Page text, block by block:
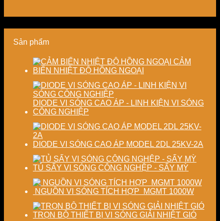
thành
sản
năng
chất
lượng
phẩm
lượng
định
lượng
sấy
nghiệp
Sản phẩm
CẢM
BIẾN NHIỆT ĐỘ HỒNG NGOẠI
DIODE VI SÓNG CAO ÁP - LINH KIỆN VI SÓNG
CÔNG NGHIỆP
DIODE VI SÓNG CAO ÁP MODEL 2DL 25KV-2A
TỦ SẤY VI SÓNG CÔNG NGHỆP - SẤY MỲ
NGUỒN VI SÓNG TÍCH HỢP MGMT 1000W
TRỌN BỘ THIẾT BỊ VI SÓNG GIẢI NHIỆT GIÓ